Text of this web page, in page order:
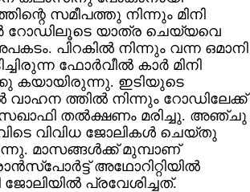
സമീപത്തു നിന്നും മിനി
യാത്ര ചെയ്യവെ
പിറകില്‍ നിന്നും വന്ന ഒമാനി
ഫോര്‍വീല്‍ കാര്‍ മിനി
കയായിരുന്നു. ഇടിയുടെ
ത്തില്‍ നിന്നും റോഡിലേക്ക്
സഖാഫി തല്‍ക്ഷണം മരിച്ചു. അഞ്ചു
വിവിധ ജോലികള്‍ ചെയ്തു
മാസങ്ങള്‍ക്ക് മുമ്പാണ്
അഥോറിറ്റിയില്‍
പ്രവേശിച്ചത്.